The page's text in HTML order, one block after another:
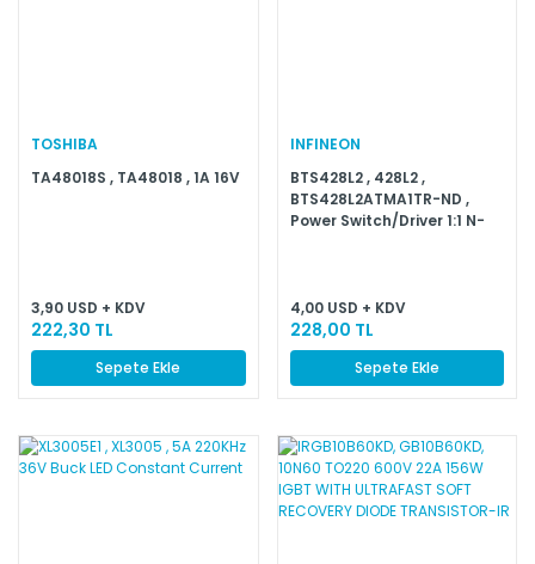
TOSHIBA
TA48018S , TA48018 , 1A 16V
3,90 USD + KDV
222,30 TL
Sepete Ekle
INFINEON
BTS428L2 , 428L2 ,
BTS428L2ATMA1TR-ND ,
Power Switch/Driver 1:1 N-
4,00 USD + KDV
228,00 TL
Sepete Ekle